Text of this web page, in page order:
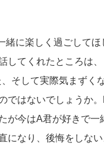
に楽しく過ごして
てくれたところは
そして実際気まずく
ではないでしょうか
が今はA君が好きで一
になり、後悔をしな